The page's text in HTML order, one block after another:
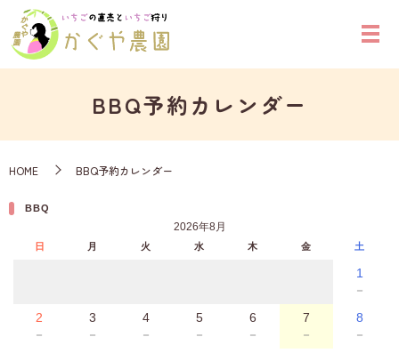
BBQ予約カレンダー
HOME BBQ予約カレンダー
BBQ
2026年8月
日 月 火 水 木 金 土
1
－
2
－
3
－
4
－
5
－
6
－
7
－
8
－